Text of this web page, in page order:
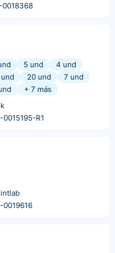
0018368
5 und
4 und
20 und
7 und
+ 7 más
R1
0019616